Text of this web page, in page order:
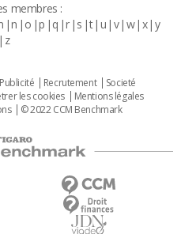
membres :
n o p q r s t u v w x y
z
Publicité Recrutement
Societé
les cookies
Mentions légales
© 2022 CCM Benchmark